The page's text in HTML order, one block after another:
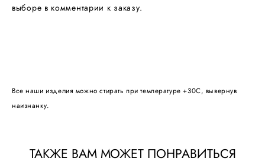
выборе в комментарии к заказу.
Все наши изделия можно стирать при температуре +30С, вывернув
наизнанку.
ТАКЖЕ ВАМ МОЖЕТ ПОНРАВИТЬСЯ